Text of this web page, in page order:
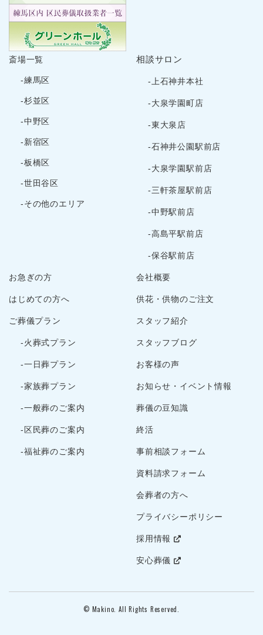
2024年9月
2024年8月
2024年7月
2024年6月
2024年5月
2024年2月
2024年1月
2023年12月
2023年9月
2023年5月
2023年3月
2022年10月
2022年9月
2022年8月
2022年4月
2022年3月
お急ぎの方
はじめての方へ
ご葬儀プラン
-火葬式プラン
-一日葬プラン
-家族葬プラン
-一般葬のご案内
-区民葬のご案内
-福祉葬のご案内
斎場一覧
-練馬区
-杉並区
-中野区
-新宿区
-板橋区
-世田谷区
-その他のエリア
相談サロン
-上石神井本社
-大泉学園町店
-東大泉店
-石神井公園駅前店
-大泉学園駅前店
-三軒茶屋駅前店
-中野駅前店
-高島平駅前店
-保谷駅前店
会社概要
供花・供物のご注文
スタッフ紹介
スタッフブログ
お客様の声
お知らせ・イベント情報
葬儀の豆知識
終活
事前相談フォーム
資料請求フォーム
会葬者の方へ
プライバシーポリシー
採用情報
安心葬儀
© Makino. All Rights Reserved.